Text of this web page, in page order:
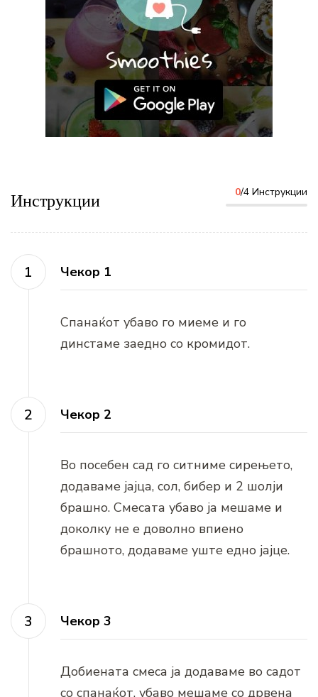
Инструкции 0/4 Инструкции
Чекор 1
Спанаќот убаво го миеме и го
динстаме заедно со кромидот.
Чекор 2
Во посебен сад го ситниме сирењето,
додаваме јајца, сол, бибер и 2 шолји
брашно. Смесата убаво ја мешаме и
доколку не е доволно впиено
брашното, додаваме уште едно јајце.
Чекор 3
Добиената смеса ја додаваме во садот
со спанаќот, убаво мешаме со дрвена